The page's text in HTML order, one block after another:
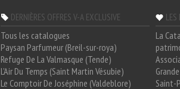
DERNIÈRES OFFRES V-A EXCLUSIVE
Tous les catalogues
Paysan Parfumeur (Breil-sur-roya)
Refuge De La Valmasque (Tende)
L'Air Du Temps (Saint Martin Vésubie)
Le Comptoir De Joséphine (Valdeblore)
LES
La
Saint-